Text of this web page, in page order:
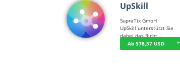
UpSkill
SupraTix GmbH
UpSkill unterstützt Sie
dabei das Richt…
Ab 578,57 USD